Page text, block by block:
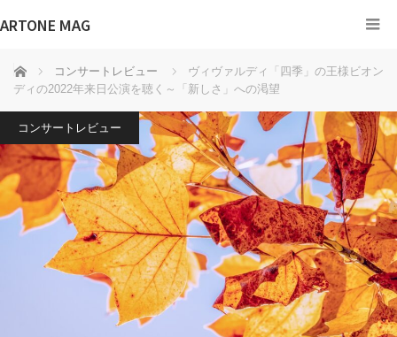
ARTONE MAG
ホーム コンサートレビュー
ヴィヴァルディ「四季」の王様ビオン
ディの2022年来日公演を聴く～「新しさ」への渇望
コンサートレビュー